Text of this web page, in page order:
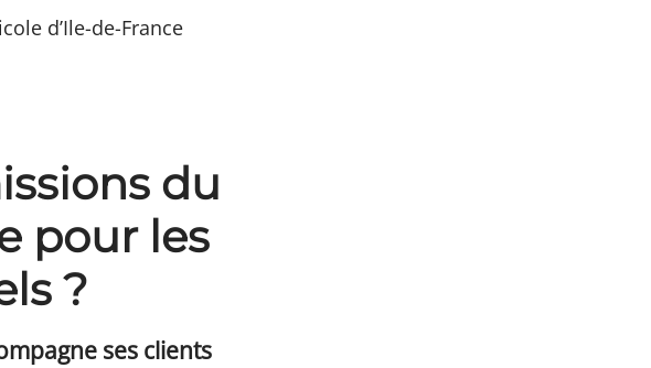
d’Ile-de-France
du
pour les
?
ses clients